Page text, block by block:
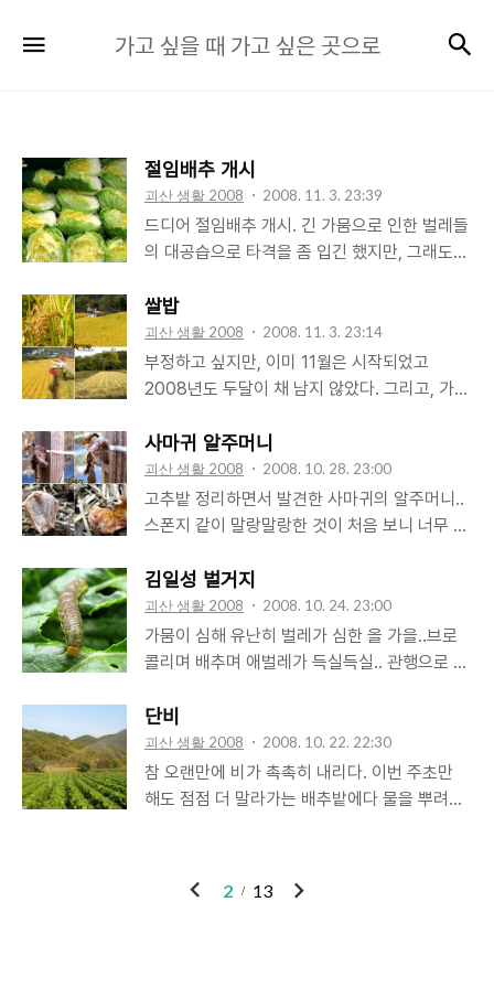
고
가
고
싶
으
로
가고 싶을 때 가고 싶은 곳으로
절임배추 개시
괴산 생활 2008 2008. 11. 3. 23:39
드디어 절임배추 개시. 긴 가뭄으로 인한 벌레들
의 대공습으로 타격을 좀 입긴 했지만, 그래도
먹음직스러운 유기농 배추들... 그동안 직접 김
치를 담궈 본 건 딱 한번.. 시골가서 살 생각을 가
진 후, 2년전 주말농장의 4평 남짓한 밭에서 수
확한 몇 포기의 배추로 각시와 함께 김치를 담아
신 김치를 먹기만 하는데 익숙해 있다 올해는 -
김치를 담그는 것까진 아니지만- 절임만은 제대
로 원없이 해보게 됐다. 기온은 날이 갈수록 점
점 떨어지고, 그와 비례해 손에 전해지는 물의
만해야 할까보다.
쌀밥
괴산 생활 2008 2008. 11. 3. 23:14
부정하고 싶지만, 이미 11월은 시작되었고
2008년도 두달이 채 남지 않았다. 그리고, 가을
나 지났다. 벼농사를 한 건 아니지만 다른 분들
의 벼수확을 도와드리면서 옛날에 비하면 쌀밥
먹기가 정말 편해졌다는 것을 새삼 느끼게 된다.
지금이야 콤바인이 벼수확을 하며 탈곡까지 금
말려주고 도정기에 넣으면 금새 흰쌀들이 튀어
나온다. 하지만, 기계가 없다면... 낫으로 일일이
벼를 베고 탈곡을 하고, 말리는 것도 예삿일이
아니다. 아침에 널고 때때로 뒤집어 주고 저녁이
있으면 날씨에 예민해져야 함은 물론이다. 그리
곤 절구나 디딜방아 등으로 찧고 나서야 쌀을 손
에 쥐게 되니, 정..
사마귀 알주머니
괴산 생활 2008 2008. 10. 28. 23:00
고추밭 정리하면서 발견한 사마귀의 알주머니..
스폰지 같이 말랑말랑한 것이 처음 보니 너무 신
대단하다. 종족번식의 본능에 충실히 열심히 정
성껏 알을 낳은 사마귀에겐 좀 미안했지만, 궁금
증을 참지 못하고 그 속을 들여다 보다. 샛노란
사마귀 알이 촘촘히 박혀 있다. 어찌 저런 걸 만
이다.
김일성 벌거지
괴산 생활 2008 2008. 10. 24. 23:00
가뭄이 심해 유난히 벌레가 심한 올 가을..브로
콜리며 배추며 애벌레가 득실득실.. 관행으로 하
은 말 다한거다. 늘 창고에서 하다, 많이 서늘해
진 어느 날 양지 바른 마당 가운데서 따땃한 햇
살 쪼이며 수확해 온 브로콜리에서 벌레를 털어
내고 있는데 지나가시던 할머니가 오셔서는 이
신기해 하며 '아니, 왜요??'라고 여쭸더니 '아무
단비
괴산 생활 2008 2008. 10. 22. 22:30
참 오랜만에 비가 촉촉히 내리다. 이번 주초만
해도 점점 더 말라가는 배추밭에다 물을 뿌려댔
기에.... 내일까지 비가 더 온다고 하니 다행이다.
이
2 13
다